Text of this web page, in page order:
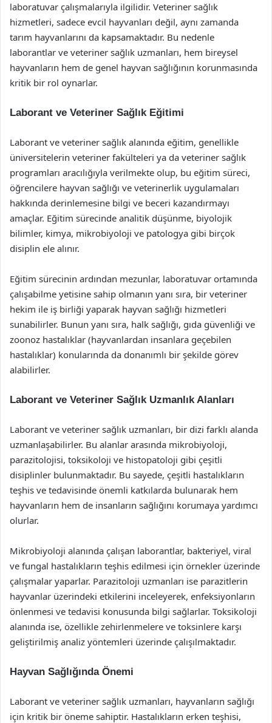
laboratuvar çalışmalarıyla ilgilidir. Veteriner sağlık
hizmetleri, sadece evcil hayvanları değil, aynı zamanda
tarım hayvanlarını da kapsamaktadır. Bu nedenle
laborantlar ve veteriner sağlık uzmanları, hem bireysel
hayvanların hem de genel hayvan sağlığının korunmasında
kritik bir rol oynarlar.
Laborant ve Veteriner Sağlık Eğitimi
Laborant ve veteriner sağlık alanında eğitim, genellikle
üniversitelerin veteriner fakülteleri ya da veteriner sağlık
programları aracılığıyla verilmekte olup, bu eğitim süreci,
öğrencilere hayvan sağlığı ve veterinerlik uygulamaları
hakkında derinlemesine bilgi ve beceri kazandırmayı
amaçlar. Eğitim sürecinde analitik düşünme, biyolojik
bilimler, kimya, mikrobiyoloji ve patologya gibi birçok
disiplin ele alınır.
Eğitim sürecinin ardından mezunlar, laboratuvar ortamında
çalışabilme yetisine sahip olmanın yanı sıra, bir veteriner
hekim ile iş birliği yaparak hayvan sağlığı hizmetleri
sunabilirler. Bunun yanı sıra, halk sağlığı, gıda güvenliği ve
zoonoz hastalıklar (hayvanlardan insanlara geçebilen
hastalıklar) konularında da donanımlı bir şekilde görev
alabilirler.
Laborant ve Veteriner Sağlık Uzmanlık Alanları
Laborant ve veteriner sağlık uzmanları, bir dizi farklı alanda
uzmanlaşabilirler. Bu alanlar arasında mikrobiyoloji,
parazitolojisi, toksikoloji ve histopatoloji gibi çeşitli
disiplinler bulunmaktadır. Bu sayede, çeşitli hastalıkların
teşhis ve tedavisinde önemli katkılarda bulunarak hem
hayvanların hem de insanların sağlığını korumaya yardımcı
olurlar.
Mikrobiyoloji alanında çalışan laborantlar, bakteriyel, viral
ve fungal hastalıkların teşhis edilmesi için örnekler üzerinde
çalışmalar yaparlar. Parazitoloji uzmanları ise parazitlerin
hayvanlar üzerindeki etkilerini inceleyerek, enfeksiyonların
önlenmesi ve tedavisi konusunda bilgi sağlarlar. Toksikoloji
alanında ise, özellikle zehirlenmelere ve toksinlere karşı
geliştirilmiş analiz yöntemleri üzerinde çalışılmaktadır.
Hayvan Sağlığında Önemi
Laborant ve veteriner sağlık uzmanları, hayvanların sağlığı
için kritik bir öneme sahiptir. Hastalıkların erken teşhisi,